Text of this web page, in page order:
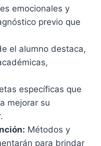
emocionales y
previo que
el alumno destaca,
específicas que
mejorar su
Métodos y
para brindar